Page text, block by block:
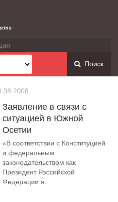
Поиск
Заявление в связи с
ситуацией в Южной
Осетии
«В соответствии с Конституцией
и федеральным
законодательством как
Президент Российской
Федерации я...